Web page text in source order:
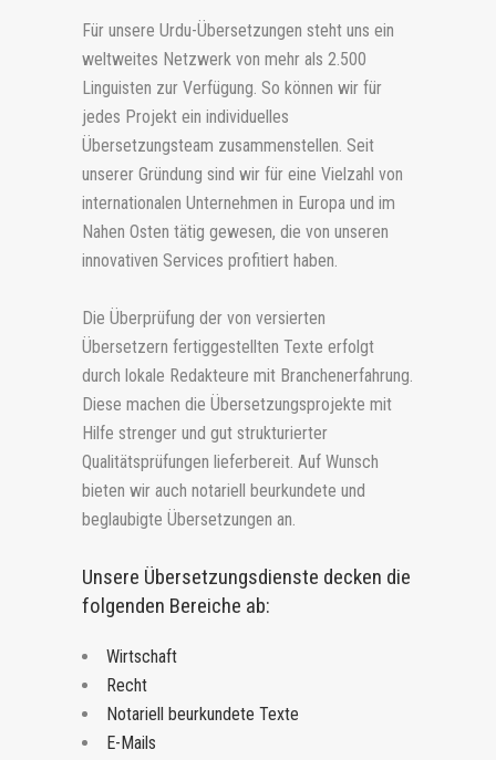
Für unsere Urdu-Übersetzungen steht uns ein
weltweites Netzwerk von mehr als 2.500
Linguisten zur Verfügung. So können wir für
jedes Projekt ein individuelles
Übersetzungsteam zusammenstellen. Seit
unserer Gründung sind wir für eine Vielzahl von
internationalen Unternehmen in Europa und im
Nahen Osten tätig gewesen, die von unseren
innovativen Services profitiert haben.
Die Überprüfung der von versierten
Übersetzern fertiggestellten Texte erfolgt
durch lokale Redakteure mit Branchenerfahrung.
Diese machen die Übersetzungsprojekte mit
Hilfe strenger und gut strukturierter
Qualitätsprüfungen lieferbereit. Auf Wunsch
bieten wir auch notariell beurkundete und
beglaubigte Übersetzungen an.
Unsere Übersetzungsdienste decken die
folgenden Bereiche ab:
Wirtschaft
Recht
Notariell beurkundete Texte
E-Mails